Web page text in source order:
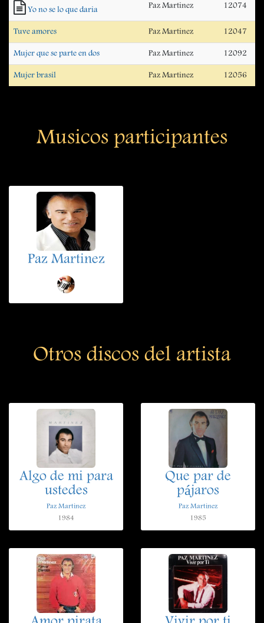
Yo no se lo que daria Paz Martinez 12074
Tuve amores Paz Martinez 12047
Mujer que se parte en dos Paz Martinez 12092
Mujer brasil Paz Martinez 12056
Musicos participantes
Paz Martinez
Otros discos del artista
Algo de mi para
ustedes
Paz Martinez
1984
Que par de
pájaros
Paz Martinez
1985